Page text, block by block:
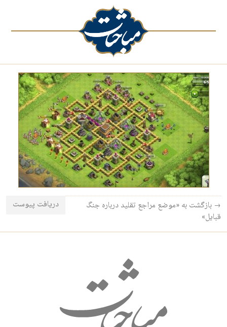
دریافت پیوست
→ بازگشت به «موضع مراجع تقلید درباره‌ جنگ
قبایل»